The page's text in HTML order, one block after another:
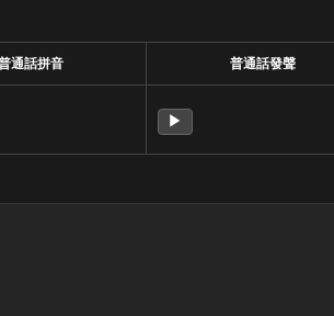
通話拼音 普通話發聲
▶